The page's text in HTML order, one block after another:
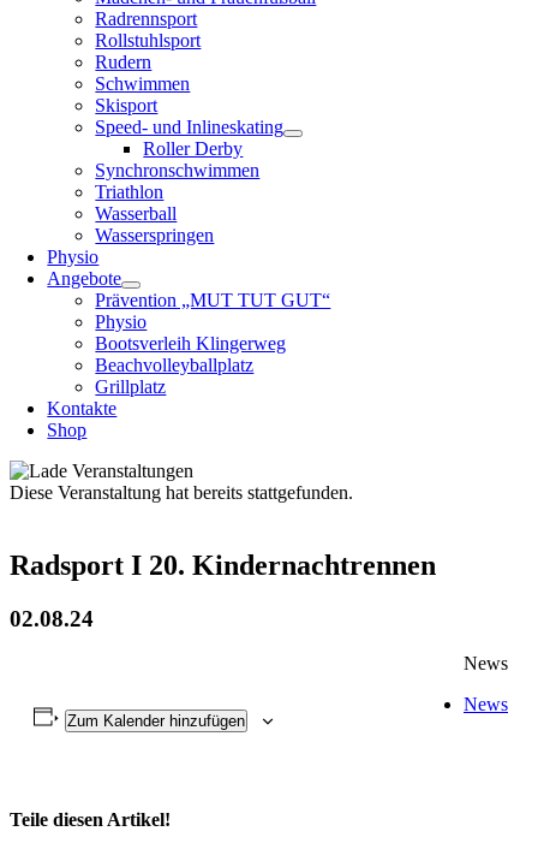
Radrennsport
Rollstuhlsport
Rudern
Schwimmen
Skisport
Speed- und Inlineskating
Roller Derby
Synchronschwimmen
Triathlon
Wasserball
Wasserspringen
Physio
Angebote
Prävention „MUT TUT GUT“
Physio
Bootsverleih Klingerweg
Beachvolleyballplatz
Grillplatz
Kontakte
Shop
Diese Veranstaltung hat bereits stattgefunden.
Radsport I 20. Kindernachtrennen
02.08.24
Zum Kalender hinzufügen
Teile diesen Artikel!
News
News